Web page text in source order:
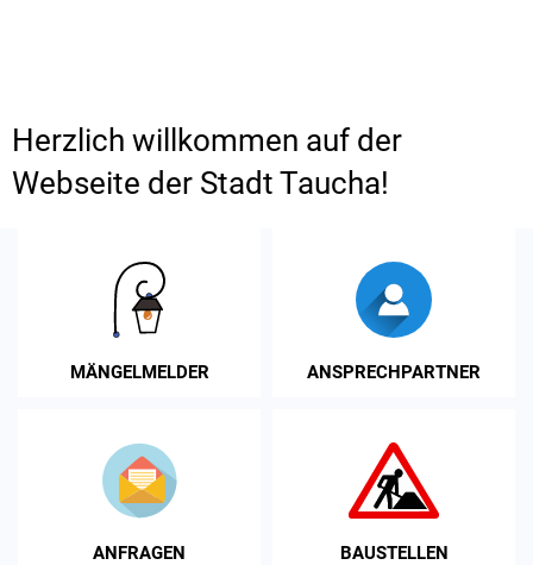
Herzlich
willkommen
Webseite
Herzlich willkommen auf der
Webseite der Stadt Taucha!
MÄNGELMELDER ANSPRECHPARTNER
ANFRAGEN BAUSTELLEN